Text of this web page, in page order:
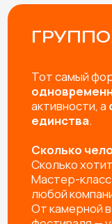
МАТЕРИАЛЫ
Привозим все
ВЫЕЗД И
Профессиональные
расскажут как сделать
яркую творческую
помогут каждому
Упаковываем готовые
или коробочку, чтобы
при желании, подарить
УБОРКА
Привозим защитную
после мероприятия
пространство